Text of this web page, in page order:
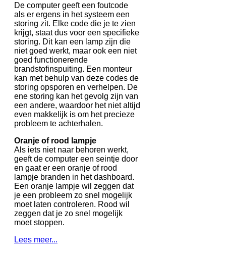
De computer geeft een foutcode
als er ergens in het systeem een
storing zit. Elke code die je te zien
krijgt, staat dus voor een specifieke
storing. Dit kan een lamp zijn die
niet goed werkt, maar ook een niet
goed functionerende
brandstofinspuiting. Een monteur
kan met behulp van deze codes de
storing opsporen en verhelpen. De
ene storing kan het gevolg zijn van
een andere, waardoor het niet altijd
even makkelijk is om het precieze
probleem te achterhalen.
Oranje of rood lampje
Als iets niet naar behoren werkt,
geeft de computer een seintje door
en gaat er een oranje of rood
lampje branden in het dashboard.
Een oranje lampje wil zeggen dat
je een probleem zo snel mogelijk
moet laten controleren. Rood wil
zeggen dat je zo snel mogelijk
moet stoppen.
Lees meer...